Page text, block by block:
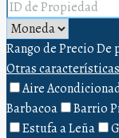
Rango de PrecioDe
Otras características
Aire
Barbacoa
Barrio
Estufa a Leña